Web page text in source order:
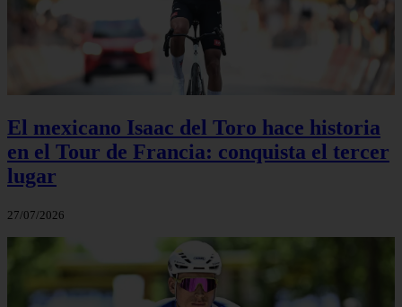
El mexicano Isaac del Toro hace historia
en el Tour de Francia: conquista el tercer
lugar
27/07/2026